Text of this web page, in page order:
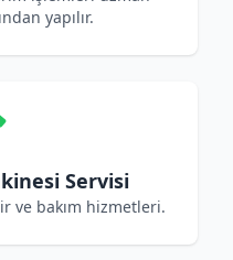
yapılır.
Servisi
ve bakım hizmetleri.